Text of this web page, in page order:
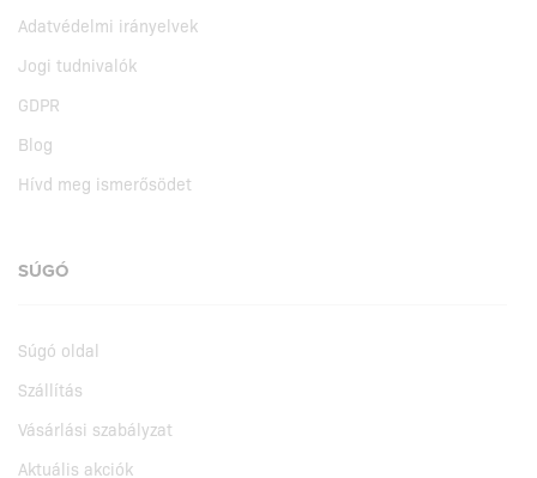
Adatvédelmi irányelvek
Jogi tudnivalók
GDPR
Blog
Hívd meg ismerősödet
SÚGÓ
Súgó oldal
Szállítás
Vásárlási szabályzat
Aktuális akciók